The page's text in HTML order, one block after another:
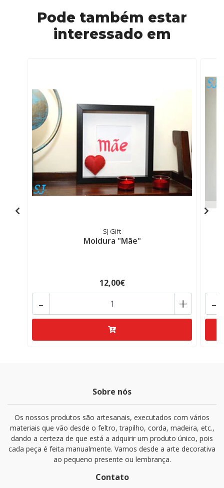
Pode também estar
interessado em
SJ Gift
Moldura "Mãe"
12,00€
+
- -
Sobre nós
Os nossos produtos são artesanais, executados com vários
materiais que vão desde o feltro, trapilho, corda, madeira, etc.,
dando a certeza de que está a adquirir um produto único, pois
cada peça é feita manualmente. Vamos desde a arte decorativa
ao pequeno presente ou lembrança.
Contato